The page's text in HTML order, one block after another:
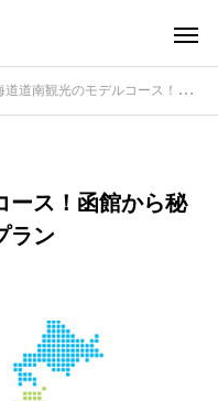
観光のモデルコース！函館から秘境の温泉地まで巡る充実プラン
ース！函館から秘
ラン